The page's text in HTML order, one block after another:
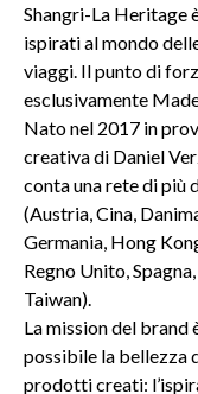
Shangri-La Heritage
ispirati al mondo
viaggi. Il punto di
esclusivamente
Nato nel 2017 in
creativa di Daniel
conta una rete di più
(Austria, Cina,
Germania, Hong
Regno Unito,
Taiwan).
La mission del brand
possibile la bellezza
prodotti creati: